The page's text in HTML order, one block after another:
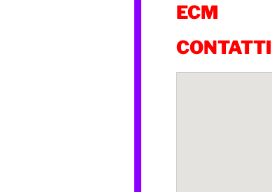
ECM
CONTATTI